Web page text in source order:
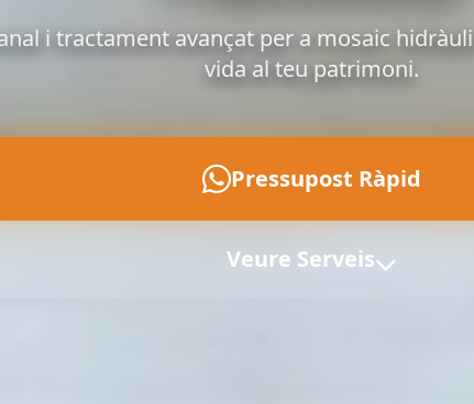
i tractament avançat per a mosaic
vida al teu patrimoni.
Pressupost Ràpid
Veure Serveis